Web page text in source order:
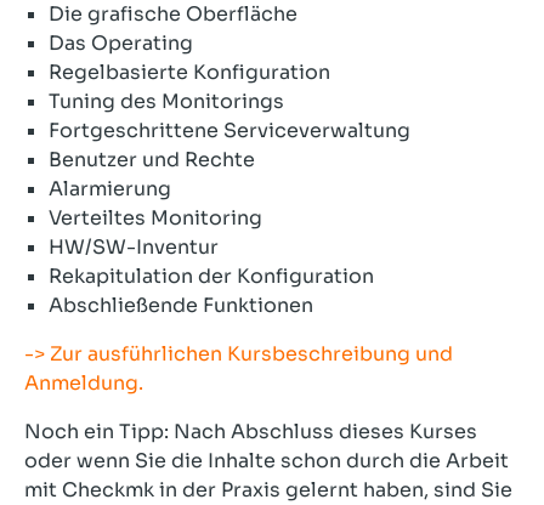
Die grafische Oberfläche
Das Operating
Regelbasierte Konfiguration
Tuning des Monitorings
Fortgeschrittene Serviceverwaltung
Benutzer und Rechte
Alarmierung
Verteiltes Monitoring
HW/SW-Inventur
Rekapitulation der Konfiguration
Abschließende Funktionen
-> Zur ausführlichen Kursbeschreibung und
Anmeldung.
Noch ein Tipp: Nach Abschluss dieses Kurses
oder wenn Sie die Inhalte schon durch die Arbeit
mit Checkmk in der Praxis gelernt haben, sind Sie